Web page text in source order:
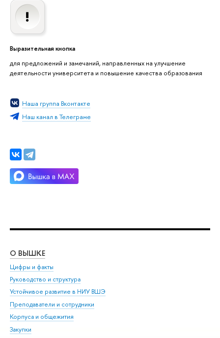
Выразительная кнопка
для предложений и замечаний, направленных на улучшение
деятельности университета и повышение качества образования
Наша группа Вконтакте
Наш канал в Телеграме
О ВЫШКЕ
Цифры и факты
Руководство и структура
Устойчивое развитие в НИУ ВШЭ
Преподаватели и сотрудники
Корпуса и общежития
Закупки